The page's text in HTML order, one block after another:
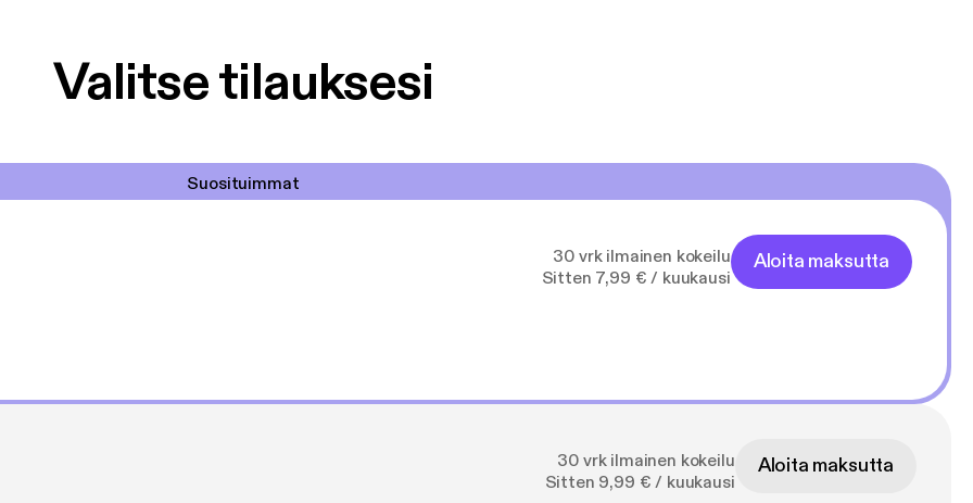
Valitse tilauksesi
Suosituimmat
30 vrk ilmainen kokeilu
Sitten 7,99 € / kuukausi
Aloita maksutta
30 vrk ilmainen kokeilu
Sitten 9,99 € / kuukausi
Aloita maksutta